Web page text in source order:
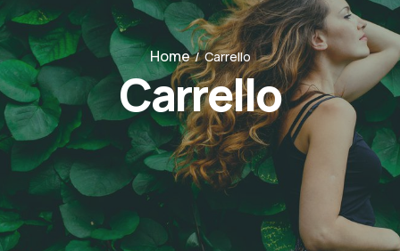
Home / Carrello
Carrello